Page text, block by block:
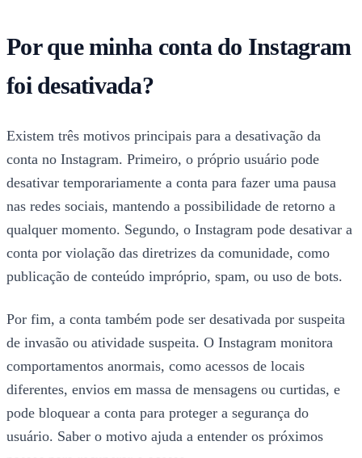
Por que minha conta do Instagram
foi desativada?
Existem três motivos principais para a desativação da
conta no Instagram. Primeiro, o próprio usuário pode
desativar temporariamente a conta para fazer uma pausa
nas redes sociais, mantendo a possibilidade de retorno a
qualquer momento. Segundo, o Instagram pode desativar a
conta por violação das diretrizes da comunidade, como
publicação de conteúdo impróprio, spam, ou uso de bots.
Por fim, a conta também pode ser desativada por suspeita
de invasão ou atividade suspeita. O Instagram monitora
comportamentos anormais, como acessos de locais
diferentes, envios em massa de mensagens ou curtidas, e
pode bloquear a conta para proteger a segurança do
usuário. Saber o motivo ajuda a entender os próximos